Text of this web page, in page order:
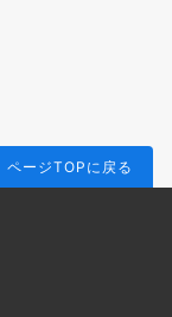
ページTOPに戻る